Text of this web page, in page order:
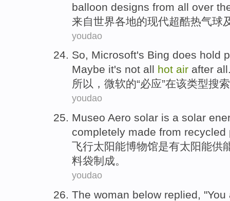
balloon designs from all over
来自世界各地的现代超酷热气球
youdao
So, Microsoft's Bing does hold
Maybe it's not all hot air after
所以 ， 微软的“必应”在该类型搜索
youdao
Museo Aero solar is a solar
completely made from recycled
飞行太阳能博物馆是有太阳能供
料袋制成。
youdao
The woman below replied, "You